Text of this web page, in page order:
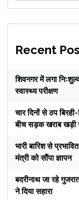
Recent
शिवनगर में लगा
स्वास्थ्य परीक्षण
चार दिनों से ठप
बीच सड़क खराब खड़ी
भारी बारिश से
मंत्री को सौंपा ज्ञापन
बदरीनाथ जा रहे
ने दिया सहारा